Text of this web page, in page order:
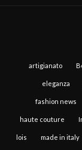
artigianato
eleganza
fashion news
haute couture
lois made in italy